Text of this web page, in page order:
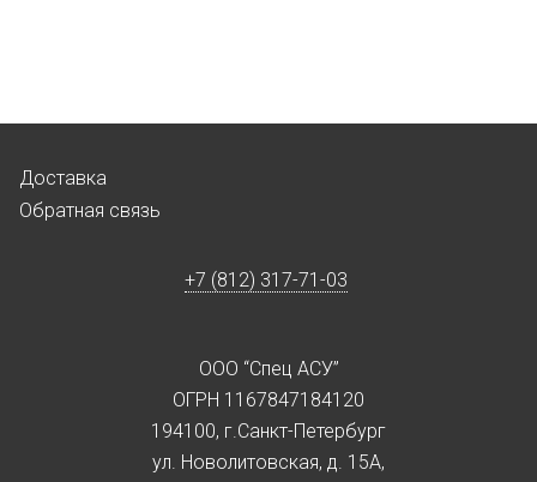
Доставка
Обратная связь
+7 (812) 317-71-03
ООО “Спец АСУ”
ОГРН 1167847184120
194100, г.Санкт-Петербург
ул. Новолитовская, д. 15А,